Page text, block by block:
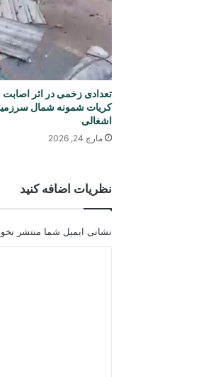
کریات شمونه شمال
اشغالی
مارچ 24, 2026
نظریات اضافه کنید
نشانی ایمیل شما منتشر